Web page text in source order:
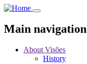
Skip
main
content
Main navigation
About Visões
History